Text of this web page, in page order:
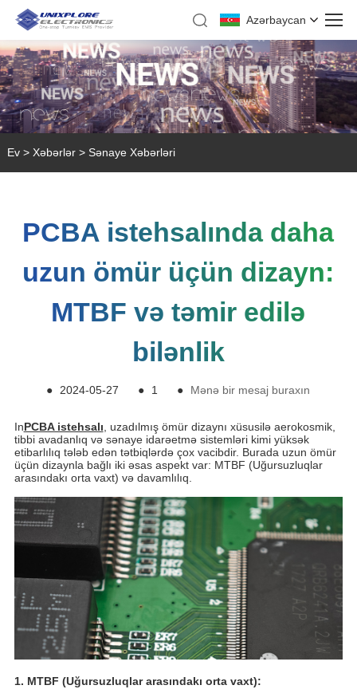
Azərbaycan
Ev > Xəbərlər> Sənaye Xəbərləri
PCBA istehsalında daha
uzun ömür üçün dizayn:
MTBF və təmir edilə
bilənlik
● 2024-05-27 ● 1 ● Mənə bir mesaj buraxın
InPCBA istehsalı , uzadılmış ömür dizaynı xüsusilə aerokosmik,
tibbi avadanlıq və sənaye idarəetmə sistemləri kimi yüksək
etibarlılıq tələb edən tətbiqlərdə çox vacibdir. Burada uzun ömür
üçün dizaynla bağlı iki əsas aspekt var: MTBF (Uğursuzluqlar
arasındakı orta vaxt) və davamlılıq.
1. MTBF (Uğursuzluqlar arasındakı orta vaxt):